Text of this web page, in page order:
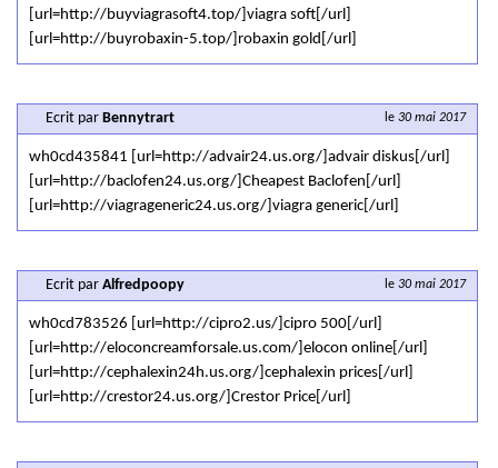
[url=http://buyviagrasoft4.top/]viagra soft[/url]
[url=http://buyrobaxin-5.top/]robaxin gold[/url]
le 30 mai 2017
Ecrit par Bennytrart
wh0cd435841 [url=http://advair24.us.org/]advair diskus[/url]
[url=http://baclofen24.us.org/]Cheapest Baclofen[/url]
[url=http://viagrageneric24.us.org/]viagra generic[/url]
le 30 mai 2017
Ecrit par Alfredpoopy
wh0cd783526 [url=http://cipro2.us/]cipro 500[/url]
[url=http://eloconcreamforsale.us.com/]elocon online[/url]
[url=http://cephalexin24h.us.org/]cephalexin prices[/url]
[url=http://crestor24.us.org/]Crestor Price[/url]